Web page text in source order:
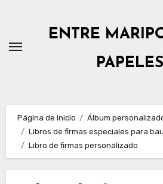
contenido
ENTRE
PAPELES
Página de inicio
Álbum
Libros de firmas especiales para
Libro de firmas personalizado